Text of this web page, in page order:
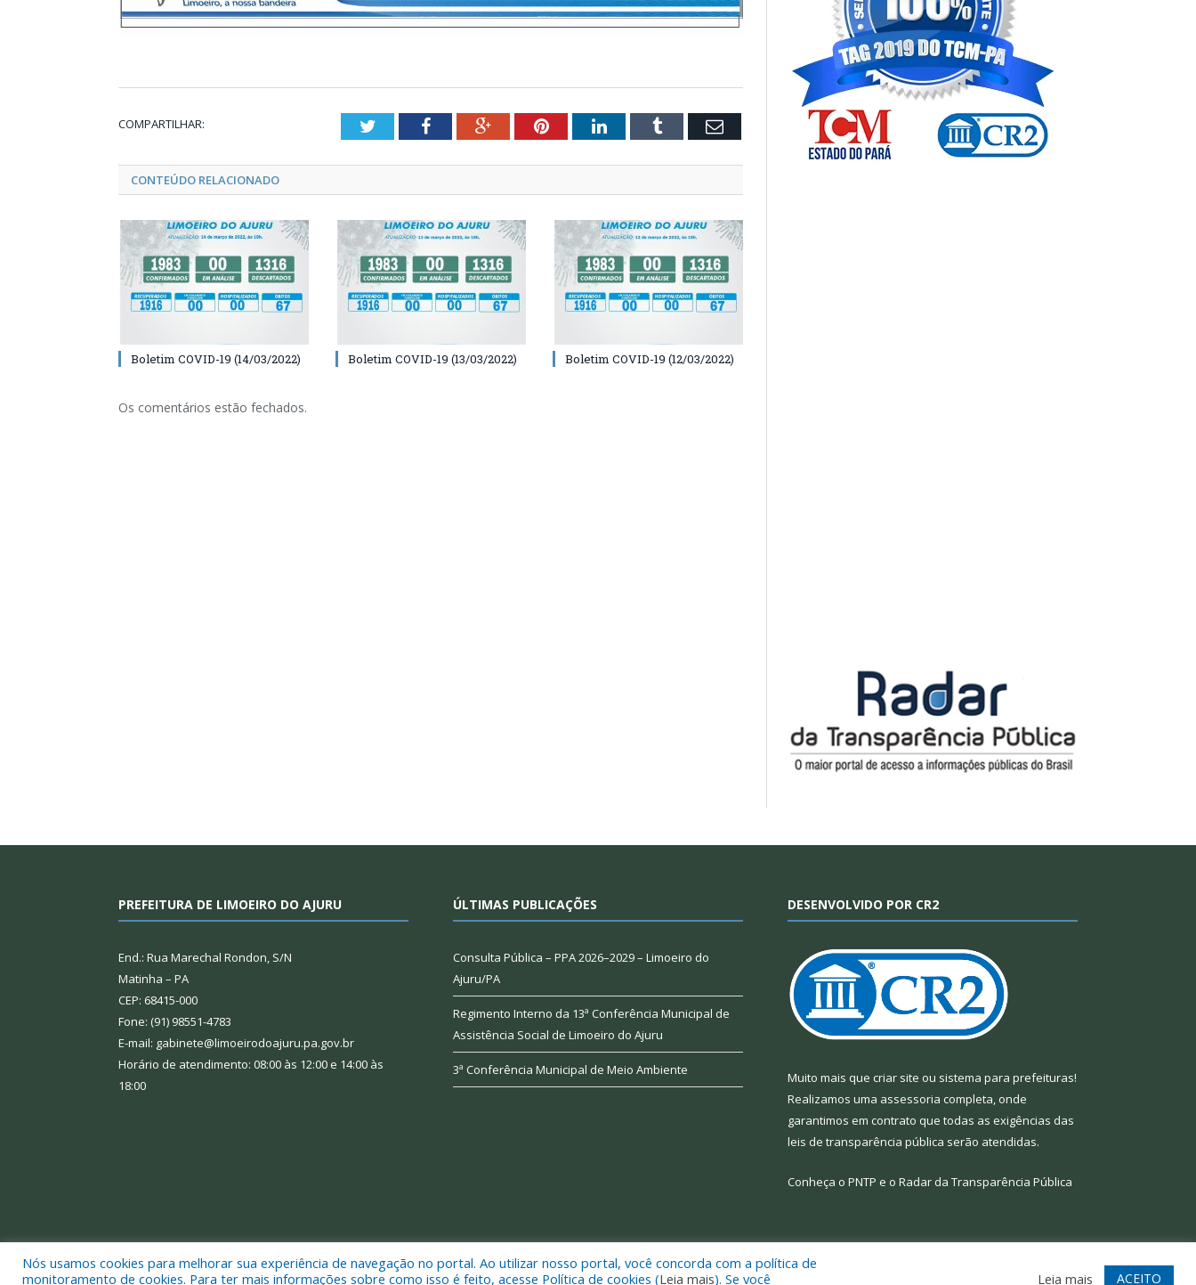
COMPARTILHAR: TwitterFacebookGoogle+PinterestLinkedInTumblr Email
CONTEÚDO RELACIONADO
Boletim COVID-19 (14/03/2022) Boletim COVID-19 (13/03/2022) Boletim COVID-19 (12/03/2022)
Os comentários estão fechados.
PREFEITURA DE LIMOEIRO DO AJURU
End.: Rua Marechal Rondon, S/N
Matinha – PA
CEP: 68415-000
Fone: (91) 98551-4783
E-mail: gabinete@limoeirodoajuru.pa.gov.br
Horário de atendimento: 08:00 às 12:00 e 14:00 às
18:00
ÚLTIMAS PUBLICAÇÕES
Consulta Pública – PPA 2026–2029 – Limoeiro do
Ajuru/PA
Regimento Interno da 13ª Conferência Municipal de
Assistência Social de Limoeiro do Ajuru
3ª Conferência Municipal de Meio Ambiente
DESENVOLVIDO POR CR2
Muito mais que criar site ou sistema para prefeituras!
Realizamos uma assessoria completa, onde
garantimos em contrato que todas as exigências das
leis de transparência pública serão atendidas.
Conheça o PNTP e o Radar da Transparência Pública
Todos os direitos reservados a Prefeitura Municipal de Limoeiro do Ajuru. Mapa do Site Acessar Webmail
Nós usamos cookies para melhorar sua experiência de navegação no portal. Ao utilizar nosso portal, você concorda com a política de
monitoramento de cookies. Para ter mais informações sobre como isso é feito, acesse Política de cookies (Leia mais). Se você Leia mais ACEITO